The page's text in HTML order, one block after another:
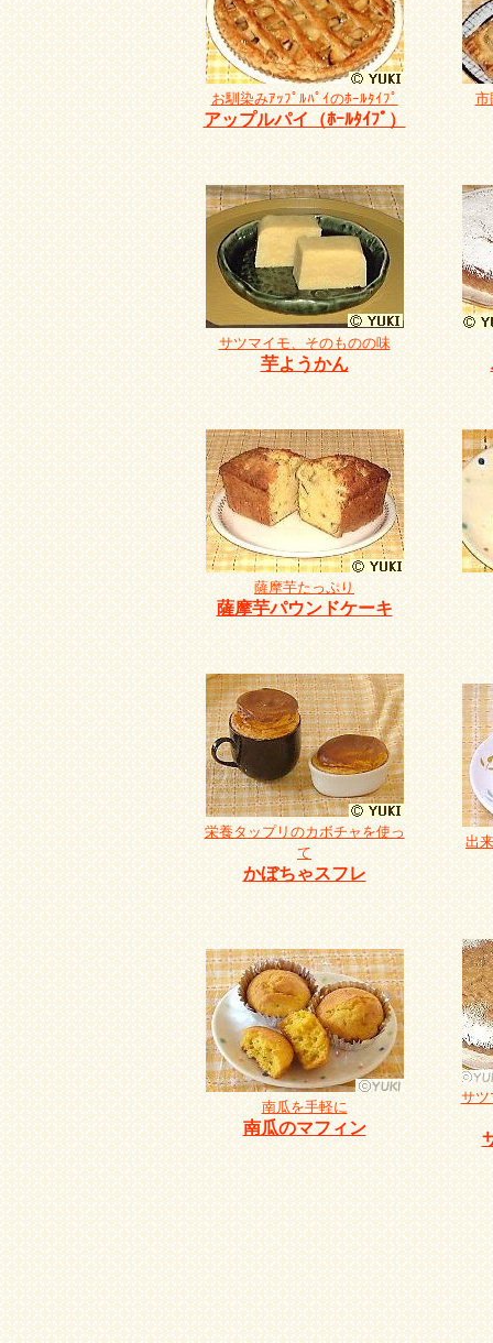
お馴染みｱｯﾌﾟﾙﾊﾟｲのﾎｰﾙﾀｲﾌﾟ
アップルパイ（ﾎｰﾙﾀｲﾌﾟ）
市
サツマイモ、そのものの味
芋ようかん
薩摩芋たっぷり
薩摩芋パウンドケーキ
栄養タップリのカボチャを使っ
て
かぼちゃスフレ
出
南瓜を手軽に
南瓜のマフィン
サツ